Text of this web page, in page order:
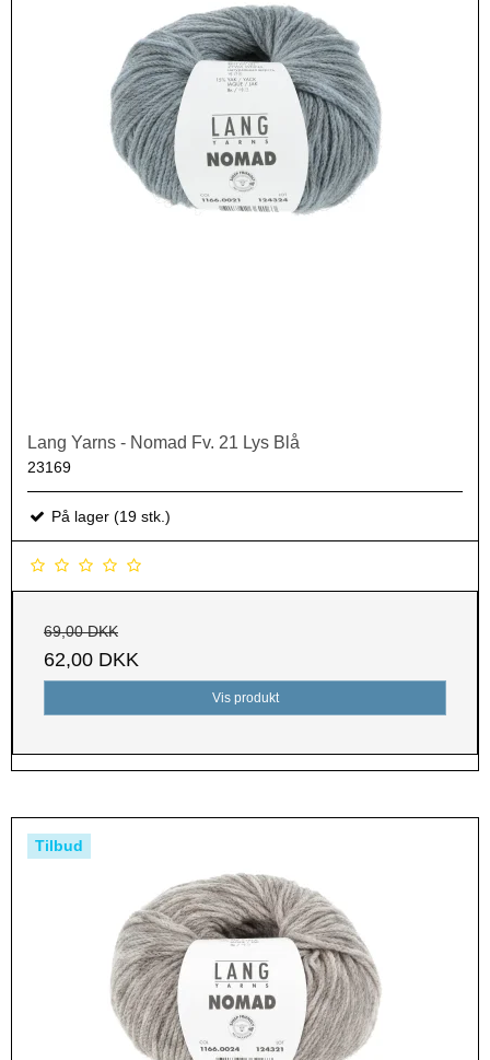
Lang Yarns - Nomad Fv. 21 Lys Blå
23169
På lager (19 stk.)
69,00 DKK
62,00 DKK
Vis produkt
Tilbud